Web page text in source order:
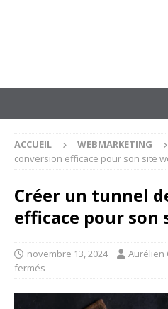
ACCUEIL WEBMARKETING
conversion efficace pour son site
Créer un tunnel
efficace pour son
novembre 13, 2024 Aurélien
fermés